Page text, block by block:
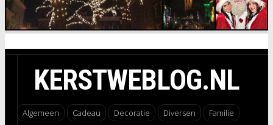
KERSTWEBLOG.NL
Algemeen Cadeau Decoratie Diversen
Familie